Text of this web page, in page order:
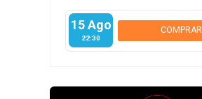
15 Ago
22:30
COMPRAR